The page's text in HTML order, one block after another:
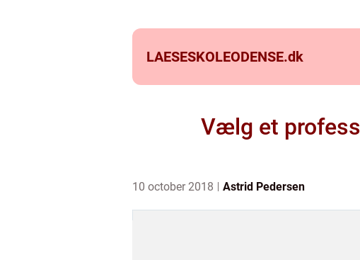
LAESESKOLEODENSE.dk
Vælg et
10 october 2018 Astrid Pedersen